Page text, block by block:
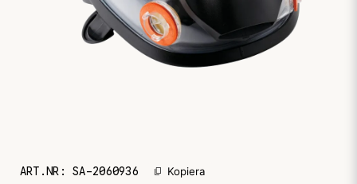
ART.NR:SA-2060936 Kopiera